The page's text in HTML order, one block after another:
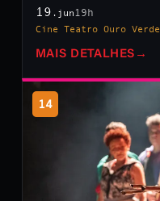
19 .jun 19h
Cine Teatro Ouro Verde
MAIS DETALHES →
14